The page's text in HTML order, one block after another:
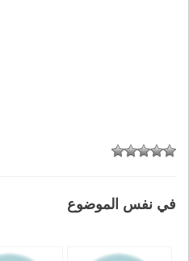
في نفس الموضوع